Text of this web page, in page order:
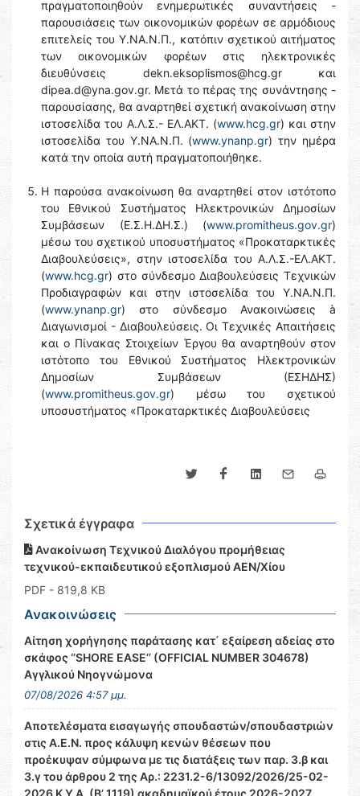
πραγματοποιηθούν ενημερωτικές συναντήσεις -
παρουσιάσεις των οικονομικών φορέων σε αρμόδιους
επιτελείς του Υ.ΝΑ.Ν.Π., κατόπιν σχετικού αιτήματος
των οικονομικών φορέων στις ηλεκτρονικές
διευθύνσεις dekn.eksoplismos@hcg.gr και
dipea.d@yna.gov.gr. Μετά το πέρας της συνάντησης -
παρουσίασης, θα αναρτηθεί σχετική ανακοίνωση στην
ιστοσελίδα του Α.Λ.Σ.- ΕΛ.ΑΚΤ. (www.hcg.gr) και στην
ιστοσελίδα του Y.NA.N.Π. (www.ynanp.gr) την ημέρα
κατά την οποία αυτή πραγματοποιήθηκε.
Η παρούσα ανακοίνωση θα αναρτηθεί στον ιστότοπο
του Εθνικού Συστήματος Ηλεκτρονικών Δημοσίων
Συμβάσεων (Ε.Σ.Η.ΔΗ.Σ.) (www.promitheus.gov.gr)
μέσω του σχετικού υποσυστήματος «Προκαταρκτικές
Διαβουλεύσεις», στην ιστοσελίδα του Α.Λ.Σ.-ΕΛ.ΑΚΤ.
(www.hcg.gr) στο σύνδεσμο Διαβουλεύσεις Τεχνικών
Προδιαγραφών και στην ιστοσελίδα του Y.NA.N.Π.
(www.ynanp.gr) στο σύνδεσμο Ανακοινώσεις à
Διαγωνισμοί - Διαβουλεύσεις. Οι Τεχνικές Απαιτήσεις
και ο Πίνακας Στοιχείων Έργου θα αναρτηθούν στον
ιστότοπο του Εθνικού Συστήματος Ηλεκτρονικών
Δημοσίων Συμβάσεων (ΕΣΗΔΗΣ)
(www.promitheus.gov.gr) μέσω του σχετικού
υποσυστήματος «Προκαταρκτικές Διαβουλεύσεις
Σχετικά έγγραφα
Ανακοίνωση Τεχνικού Διαλόγου προμήθειας
τεχνικού-εκπαιδευτικού εξοπλισμού ΑΕΝ/Χίου
PDF - 819,8 KB
Ανακοινώσεις
Αίτηση χορήγησης παράτασης κατ΄ εξαίρεση αδείας στο
σκάφος ‘’SHORE EASE’’ (OFFICIAL NUMBER 304678)
Αγγλικού Νηογνώμονα
07/08/2026 4:57 μμ.
Αποτελέσματα εισαγωγής σπουδαστών/σπουδαστριών
στις Α.Ε.Ν. προς κάλυψη κενών θέσεων που
προέκυψαν σύμφωνα με τις διατάξεις των παρ. 3.β και
3.γ του άρθρου 2 της Αρ.: 2231.2-6/13092/2026/25-02-
2026 Κ.Υ.Α. (Β’ 1119) ακαδημαϊκού έτους 2026-2027